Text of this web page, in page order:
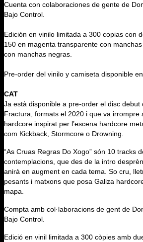
Cuenta con colaboraciones de gente de
Bajo Control.
Edición en vinilo limitada a 300 copias con
150 en magenta transparente con
con manchas negras.
Pre-order del vinilo y camiseta disponible en
CAT
Ja està disponible a pre-order el disc debut
Fractura, formats el 2020 i que va irrompre
hardcore inspirat per l’escena hardcore
com Kickback, Stormcore o Drowning.
“As Cruas Regras Do Xogo” són 10 tracks
contemplacions, que des de la intro
anirà en augment en cada tema. So cru,
pesants i matxons que posa Galiza
mapa.
Compta amb col·laboracions de gent de
Bajo Control.
Edició en vinil limitada a 300 còpies amb